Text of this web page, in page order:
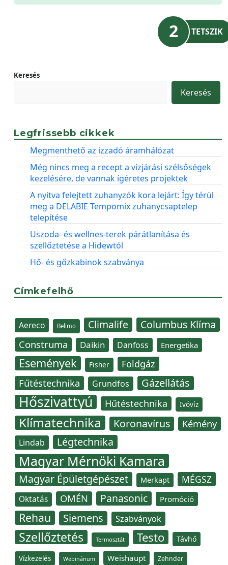
2 TETSZIK
Keresés
Keresés
Legfrissebb cikkek
Megmenthető az izzadó áramhálózat
Még nincs meg a recept a vízjárási szélsőségek
kezelésére, de vannak ígéretes projektek
A nyitva felejtett zuhanyzók kora lejárt: Így térül
meg a DELABIE Tempomix zuhanycsaptelep
telepítése
Uszoda- és wellnes-terek párátlanítása és
szellőztetése a Hidewtól
Hő- és gőzkabinok szabványa
Címkefelhő
Aereco Belimo Climalife Columbus Klíma
Construma Daikin Danfoss Energetika
Események Fisher Földgáz
Fűtéstechnika Grundfos Gázellátás
Hőszivattyú Hűtéstechnika Ivóvíz
Klímatechnika Koronavírus Kémény
Lindab Légtechnika
Magyar Mérnöki Kamara
Magyar Épületgépészet Merkapt MÉGSZ
Oktatás OMÉN Panasonic Promóció
Rehau Siemens Szabványok
Szellőztetés Termosztát Testo Távhő
Vízkezelés Webinárium Weishaupt Zehnder